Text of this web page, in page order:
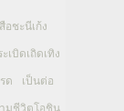
สือชะนีเก้ง
ะเบิดเถิดเทิง
ด เป็นต่อ
มชีวิตโอชิน